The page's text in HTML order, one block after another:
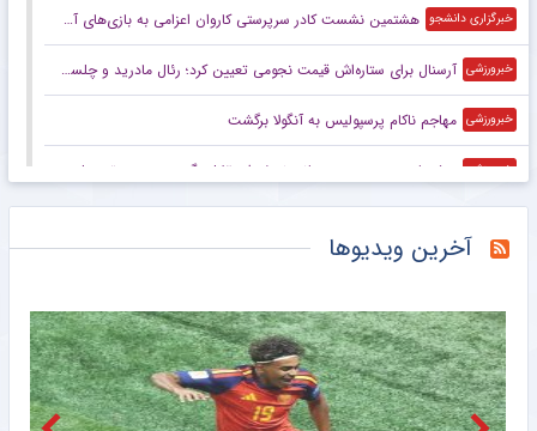
خبرگزاری دانشجو هشتمین نشست کادر سرپرستی کاروان اعزامی به بازی‌های آسیایی ناگویا برگزار شد
خبرورزشی آرسنال برای ستاره‌اش قیمت نجومی تعیین کرد؛ رئال مادرید و چلسی آماده رقابت
خبرورزشی مهاجم ناکام پرسپولیس به آنگولا برگشت
خبرورزشی پیشنهاد عجیب به موسیمانه؛ نصف استقلال بگیر و سرمربی تیم ملی شو!
مهاجم پیشین پرسپولیس امروز مقابل چلسی +عکس
خبرورزشی پیشنهاد ۲۰۰ میلیون یورویی هم بایرن را وسوسه نمی‌کند؛ شرط انتقال اولیسه به رئال مادرید
خبرگزاری میزان والیبال جهان در انتظار جدال‌های نزدیک برای سهمیه المپیک لس‌آنجلس/ مسیر دشوار برای نمایندگان آسیا
مشرق نیوز فیلم/ توضیح تارقلی‌زاده درباره سیستم Van VAR در فوتبال ایران
آخرین ویدیوها